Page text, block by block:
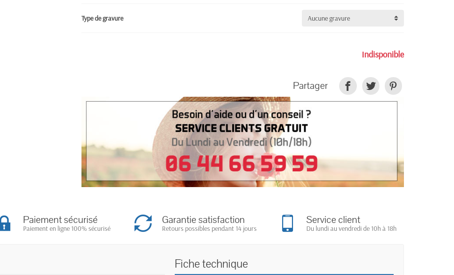
Type de gravure
Indisponible
Partager
Paiement sécurisé
Paiement en ligne 100% sécurisé
Garantie satisfaction
Retours possibles pendant 14 jours
Service client
Du lundi au vendredi de 10h à 18h
Fiche technique